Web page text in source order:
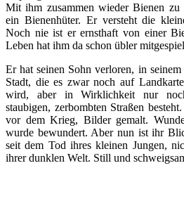
Mit ihm zusammen wieder Bienen
ein Bienenhüter. Er versteht die
Noch nie ist er ernsthaft von einer
Leben hat ihm da schon übler
Er hat seinen Sohn verloren, in
Stadt, die es zwar noch auf
wird, aber in Wirklichkeit nur
staubigen, zerbombten Straßen
vor dem Krieg, Bilder gemalt.
wurde bewundert. Aber nun ist ihr
seit dem Tod ihres kleinen Jungen,
ihrer dunklen Welt. Still und